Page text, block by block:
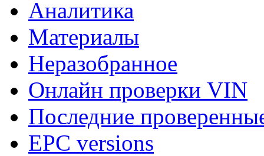
Аналитика
Материалы
Неразобранное
Онлайн проверки VIN
Последние
EPC versions